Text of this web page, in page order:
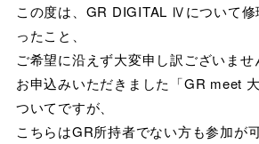
この度は、GR DIGITAL Ⅳについて修
ったこと、
ご希望に沿えず大変申し訳ございませ
お申込みいただきました「GR meet
ついてですが、
こちらはGR所持者でない方も参加が